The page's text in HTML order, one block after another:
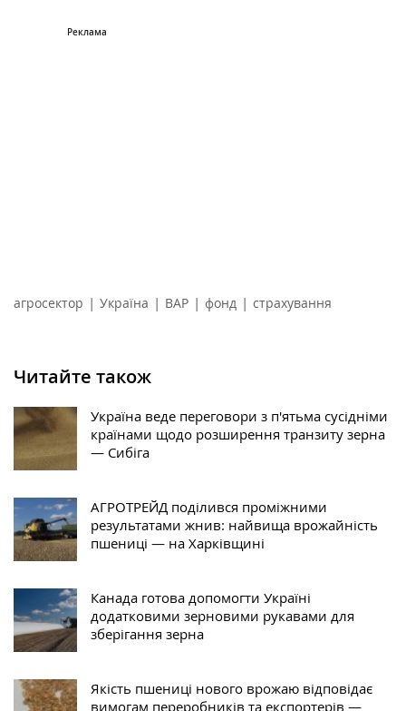
агросектор | Україна | ВАР | фонд | страхування
Читайте також
Україна веде переговори з п'ятьма сусідніми
країнами щодо розширення транзиту зерна
— Сибіга
АГРОТРЕЙД поділився проміжними
результатами жнив: найвища врожайність
пшениці — на Харківщині
Канада готова допомогти Україні
додатковими зерновими рукавами для
зберігання зерна
Якість пшениці нового врожаю відповідає
вимогам переробників та експортерів —